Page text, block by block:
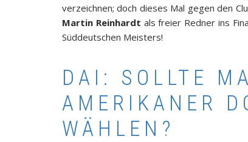
verzeichnen; doch dieses Mal gegen den
Martin Reinhardt als freier Redner ins
Süddeutschen Meisters!
DAI: SOLLTE
AMERIKANER
WÄHLEN?